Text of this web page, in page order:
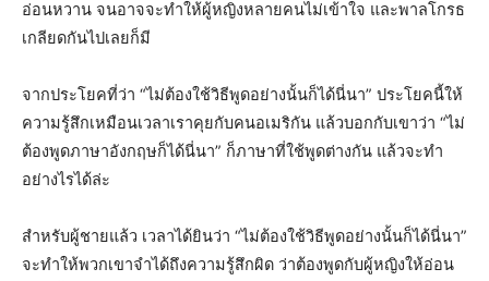
อ่อนหวาน จนอาจจะทำให้ผู้หญิงหลายคนไม่เข้าใจ และพาลโกรธ
เกลียดกันไปเลยก็มี
จากประโยคที่ว่า “ไม่ต้องใช้วิธีพูดอย่างนั้นก็ได้นี่นา” ประโยคนี้ให้
ความรู้สึกเหมือนเวลาเราคุยกับคนอเมริกัน แล้วบอกกับเขาว่า “ไม่
ต้องพูดภาษาอังกฤษก็ได้นี่นา” ก็ภาษาที่ใช้พูดต่างกัน แล้วจะทำ
อย่างไรได้ล่ะ
สำหรับผู้ชายแล้ว เวลาได้ยินว่า “ไม่ต้องใช้วิธีพูดอย่างนั้นก็ได้นี่นา”
จะทำให้พวกเขาจำได้ถึงความรู้สึกผิด ว่าต้องพูดกับผู้หญิงให้อ่อน